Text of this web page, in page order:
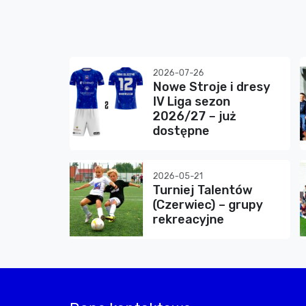
2026-07-26
Nowe Stroje i dresy
IV Liga sezon
2026/27 – już
dostępne
2026-05-21
Turniej Talentów
(Czerwiec) – grupy
rekreacyjne